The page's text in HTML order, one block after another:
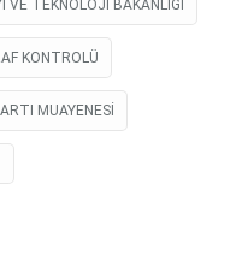
VE TEKNOLOJİ BAKANLIĞI
KONTROLÜ
MUAYENESI